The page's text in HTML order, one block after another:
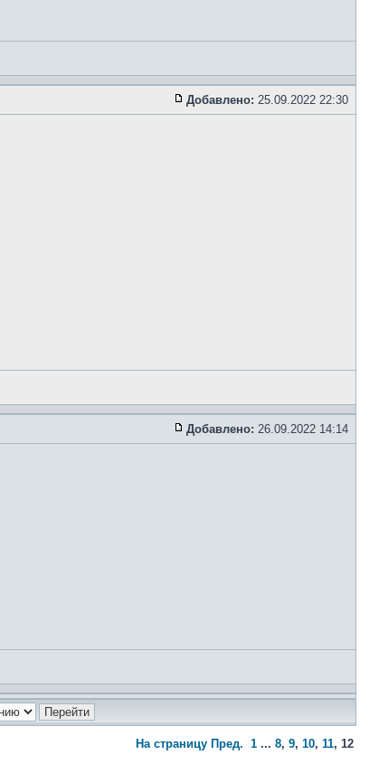
Добавлено: 25.09.2022 22:30
Добавлено: 26.09.2022 14:14
На страницу Пред. 1 ... 8, 9, 10, 11, 12